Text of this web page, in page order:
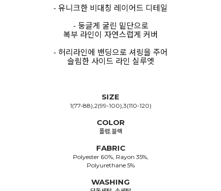
- 유니크한 비대칭 레이어드 디테일
- 둥글게 굴린 밑단으로
복부 라인이 자연스럽게 커버
- 허리라인에 밴딩으로 셔링을 주어
슬림한 사이드 라인 실루엣
SIZE
1(77-88),2(99-100),3(110-120)
COLOR
플럼,블랙
FABRIC
Polyester 60%, Rayon 35%,
Polyurethane 5%
WASHING